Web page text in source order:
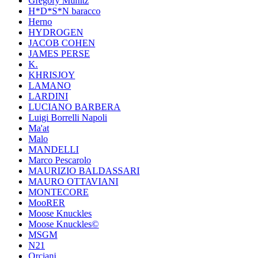
H*D*S*N baracco
Herno
HYDROGEN
JACOB COHEN
JAMES PERSE
K.
KHRISJOY
LAMANO
LARDINI
LUCIANO BARBERA
Luigi Borrelli Napoli
Ma'at
Malo
MANDELLI
Marco Pescarolo
MAURIZIO BALDASSARI
MAURO OTTAVIANI
MONTECORE
MooRER
Moose Knuckles
Moose Knuckles©️
MSGM
N21
Orciani